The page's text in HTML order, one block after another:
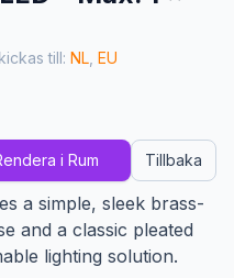
till: NL EU
i Rum Tillbaka
a simple, sleek brass-
and a classic pleated
lighting solution.